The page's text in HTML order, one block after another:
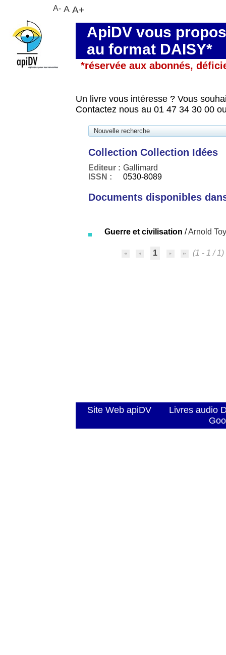
ApiDV vous
au format DAISY*
*réservée aux abonnés,
Un livre vous intéresse ? Vous
Contactez nous au 01 47 34 30 00
Nouvelle recherche
Collection Collection Idées
Editeur : Gallimard
ISSN :
0530-8089
Documents disponibles
Guerre et civilisation /Arnold
1 (1 - 1 / 1)
Site Web apiDV
Livres audio
A- A A+